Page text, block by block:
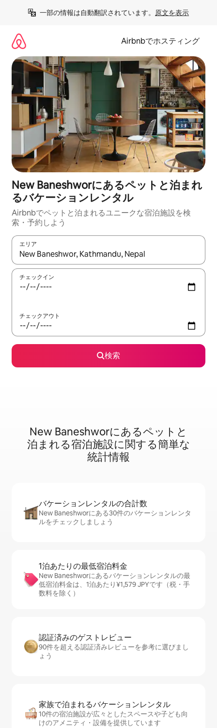
一部の情報は自動翻訳されています。 原文を表示
Airbnbでホスティング
New Baneshworにあるペットと泊まれ
るバケーションレンタル
Airbnbでペットと泊まれるユニークな宿泊施設を検
索・予約しよう
エリア
検索結果が表示されたら、上下の矢印キーを使って移動するか
チェックイン
チェックアウト
検索
New Baneshworに⁠あ⁠るペ⁠ッ⁠ト⁠と
泊⁠ま⁠れ⁠る宿⁠泊⁠施⁠設⁠に関⁠す⁠る簡⁠単⁠な
統⁠計⁠情⁠報
バケーションレ⁠ン⁠タ⁠ル⁠の合⁠計⁠数
New Baneshworにある30件のバケーションレンタ
ルをチェックしましょう
1泊あたりの最⁠低⁠宿⁠泊⁠料⁠金
New Baneshworにあるバケーションレンタルの最
低宿泊料金は、1泊あたり¥1,579 JPYです（税・手
数料を除く）
認証済みのゲ⁠ス⁠ト⁠レ⁠ビ⁠ュ⁠ー
90件を超える認証済みレビューを参考に選びまし
ょう
家族で泊まれるバ⁠ケ⁠ー⁠シ⁠ョ⁠ンレ⁠ン⁠タ⁠ル
10件の宿泊施設が広々としたスペースや子ども向
けのアメニティ・設備を提供しています